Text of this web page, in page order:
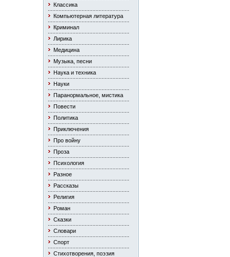
Классика
Компьютерная литература
Криминал
Лирика
Медицина
Музыка, песни
Наука и техника
Науки
Паранормальное, мистика
Повести
Политика
Приключения
Про войну
Проза
Психология
Разное
Рассказы
Религия
Роман
Сказки
Словари
Спорт
Стихотворения, поэзия